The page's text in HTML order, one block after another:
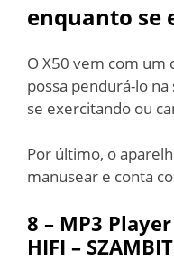
enquanto se
O X50 vem com um
possa pendurá-lo
se exercitando ou
Por último, o
manusear e conta
8 – MP3
HIFI – SZAMBIT